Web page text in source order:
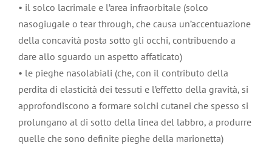
• il solco lacrimale e l’area infraorbitale (solco
nasogiugale o tear through, che causa un’accentuazione
della concavità posta sotto gli occhi, contribuendo a
dare allo sguardo un aspetto affaticato)
• le pieghe nasolabiali (che, con il contributo della
perdita di elasticità dei tessuti e l’effetto della gravità, si
approfondiscono a formare solchi cutanei che spesso si
prolungano al di sotto della linea del labbro, a produrre
quelle che sono definite pieghe della marionetta)